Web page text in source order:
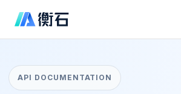
Skip to content
API DOCUMENTATION